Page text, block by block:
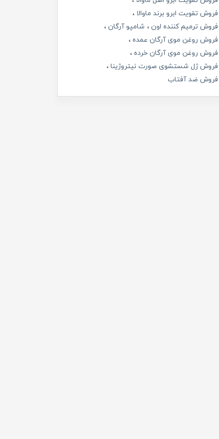
فروش تقویت ابرو برند ماوالا
فروش ترمیم کننده اون
شامپو آرگان
فروش روغن موی آرگان عمده
فروش روغن موی آرگان خرده
فروش ژل شستشوی صورت نیتروژینا
فروش ضد آفتاب